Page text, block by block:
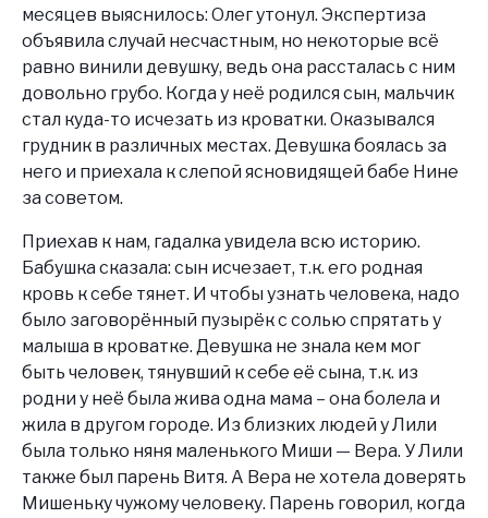
месяцев выяснилось: Олег утонул. Экспертиза
объявила случай несчастным, но некоторые всё
равно винили девушку, ведь она рассталась с ним
довольно грубо. Когда у неё родился сын, мальчик
стал куда-то исчезать из кроватки. Оказывался
грудник в различных местах. Девушка боялась за
него и приехала к слепой ясновидящей бабе Нине
за советом.
Приехав к нам, гадалка увидела всю историю.
Бабушка сказала: сын исчезает, т.к. его родная
кровь к себе тянет. И чтобы узнать человека, надо
было заговорённый пузырёк с солью спрятать у
малыша в кроватке. Девушка не знала кем мог
быть человек, тянувший к себе её сына, т.к. из
родни у неё была жива одна мама – она болела и
жила в другом городе. Из близких людей у Лили
была только няня маленького Миши — Вера. У Лили
также был парень Витя. А Вера не хотела доверять
Мишеньку чужому человеку. Парень говорил, когда